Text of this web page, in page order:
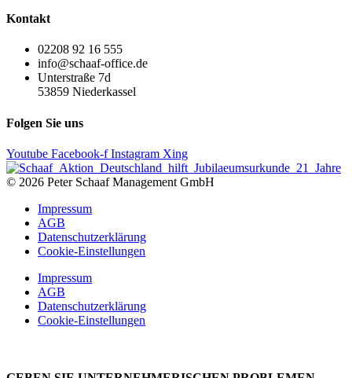
Kontakt
02208 92 16 555
info@schaaf-office.de
Unterstraße 7d
53859 Niederkassel
Folgen Sie uns
Youtube Facebook-f Instagram Xing
© 2026 Peter Schaaf Management GmbH
Impressum
AGB
Datenschutzerklärung
Cookie-Einstellungen
Impressum
AGB
Datenschutzerklärung
Cookie-Einstellungen